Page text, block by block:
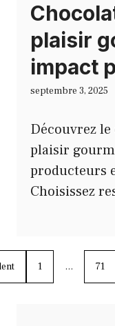
plaisir
impact
septembre 3, 2025
Découvrez
plaisir
producteurs
Choisissez
1 … 71